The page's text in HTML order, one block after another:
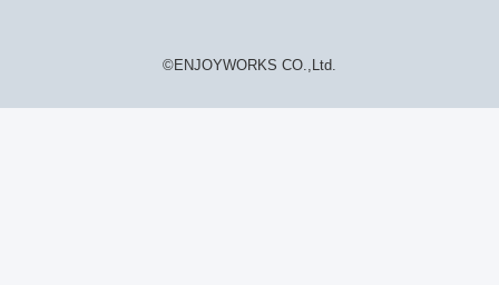
©ENJOYWORKS CO.,Ltd.